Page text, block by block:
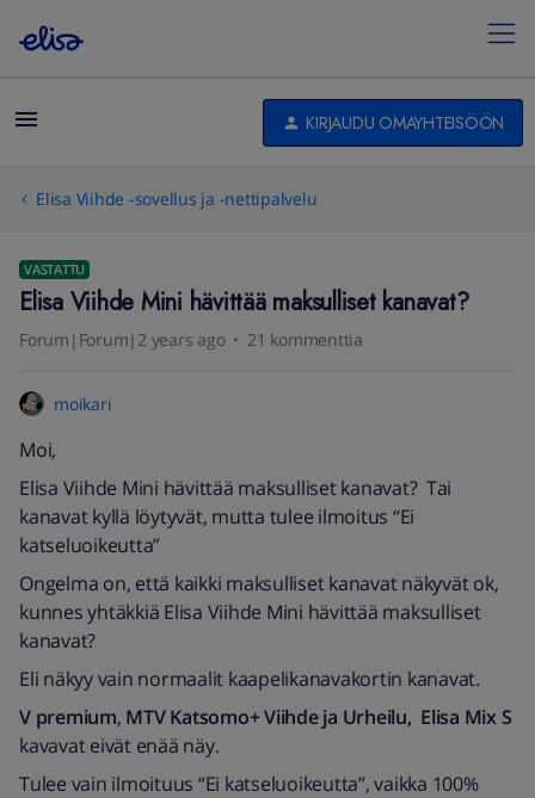
KIRJAUDU OMAYHTEISÖÖN
Elisa Viihde -sovellus ja -nettipalvelu
VASTATTU
Elisa Viihde Mini hävittää maksulliset kanavat?
Forum|Forum|2 years ago 21 kommenttia
moikari
Moi,
Elisa Viihde Mini hävittää maksulliset kanavat? Tai
kanavat kyllä löytyvät, mutta tulee ilmoitus “Ei
katseluoikeutta”
Ongelma on, että kaikki maksulliset kanavat näkyvät ok,
kunnes yhtäkkiä Elisa Viihde Mini hävittää maksulliset
kanavat?
Eli näkyy vain normaalit kaapelikanavakortin kanavat.
V premium, MTV Katsomo+ Viihde ja Urheilu, Elisa Mix S
kavavat eivät enää näy.
Tulee vain ilmoituus “Ei katseluoikeutta”, vaikka 100%